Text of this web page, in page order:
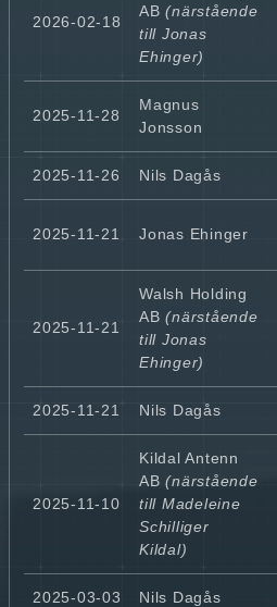
2026-02-18
AB (närstående
till Jonas
Ehinger)
2025-11-28
Magnus
Jonsson
2025-11-26 Nils Dagås
2025-11-21 Jonas Ehinger
2025-11-21
Walsh Holding
AB (närstående
till Jonas
Ehinger)
2025-11-21 Nils Dagås
2025-11-10
Kildal Antenn
AB (närstående
till Madeleine
Schilliger
Kildal)
2025-03-03 Nils Dagås